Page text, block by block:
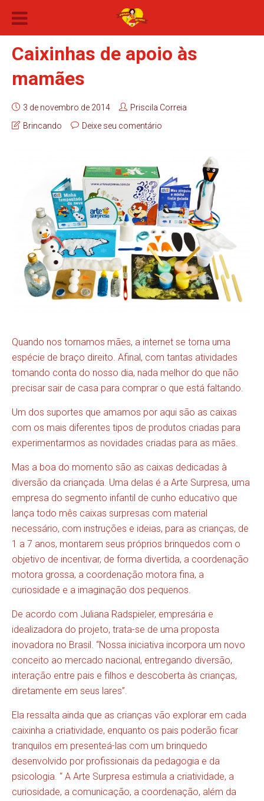
Caixinhas de apoio às
mamães
3 de novembro de 2014
Priscila Correia
Brincando
Deixe seu comentário
Quando nos tornamos mães, a internet se torna uma
espécie de braço direito. Afinal, com tantas atividades
tomando conta do nosso dia, nada melhor do que não
precisar sair de casa para comprar o que está faltando.
Um dos suportes que amamos por aqui são as caixas
com os mais diferentes tipos de produtos criadas para
experimentarmos as novidades criadas para as mães.
Mas a boa do momento são as caixas dedicadas à
diversão da criançada. Uma delas é a Arte Surpresa, uma
empresa do segmento infantil de cunho educativo que
lança todo mês caixas surpresas com material
necessário, com instruções e ideias, para as crianças, de
1 a 7 anos, montarem seus próprios brinquedos com o
objetivo de incentivar, de forma divertida, a coordenação
motora grossa, a coordenação motora fina, a
curiosidade e a imaginação dos pequenos.
De acordo com Juliana Radspieler, empresária e
idealizadora do projeto, trata-se de uma proposta
inovadora no Brasil. “Nossa iniciativa incorpora um novo
conceito ao mercado nacional, entregando diversão,
interação entre pais e filhos e descoberta às crianças,
diretamente em seus lares”.
Ela ressalta ainda que as crianças vão explorar em cada
caixinha a criatividade, enquanto os pais poderão ficar
tranquilos em presenteá-las com um brinquedo
desenvolvido por profissionais da pedagogia e da
psicologia. “ A Arte Surpresa estimula a criatividade, a
curiosidade, a comunicação, a coordenação, além da